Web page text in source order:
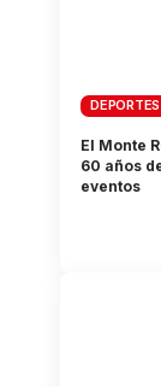
DEPORTES
El Monte
60 años
eventos